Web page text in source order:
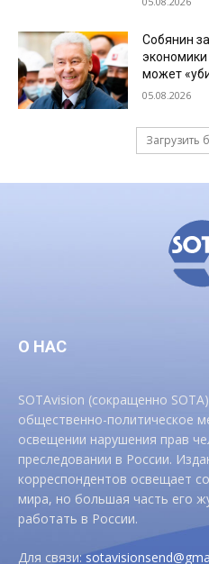
Собянин
может
05.08.2026
Загрузить
О НАС
SOTAvision (сокращенно
общественно-политическое
освещении нарушения прав
преследовании в России.
корреспондентов освещает
мира, но большая часть его
работать в России.
Для связи: